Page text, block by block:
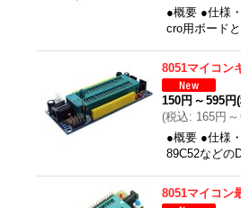
●概要 ●仕様
cro用ボード
8051マイコン
150円 ～ 595円
(税込: 165円 ～
●概要 ●仕様
89C52などの
8051マイコン